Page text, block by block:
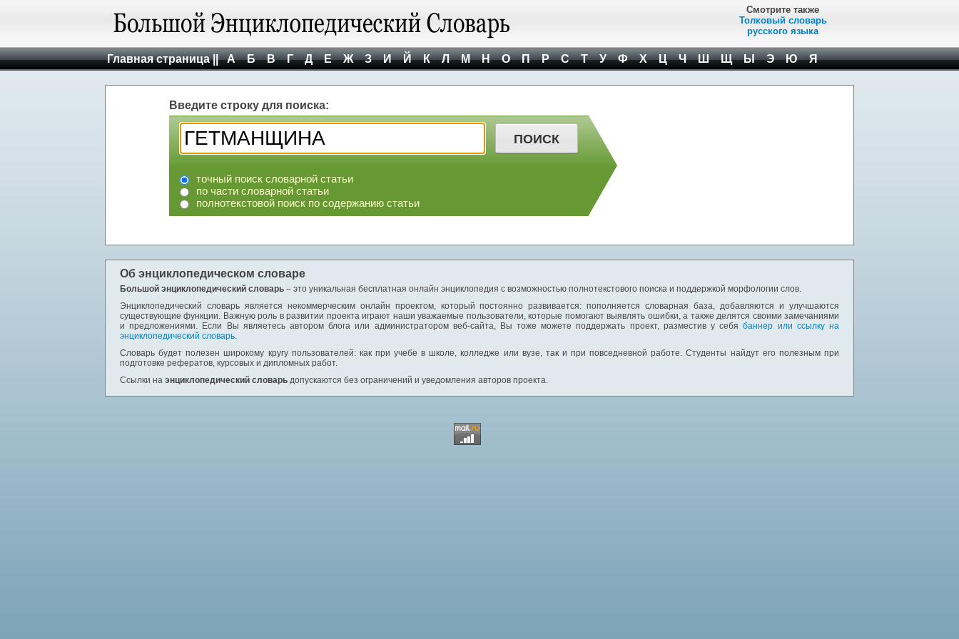
Смотрите также
Толковый словарь
русского языка
Главная страница || А Б В Г Д Е Ж З И Й К Л М Н О П Р С Т У Ф Х Ц Ч Ш Щ Ы Э Ю Я
Введите строку для поиска:
точный поиск словарной статьи
по части словарной статьи
полнотекстовой поиск по содержанию статьи
Об энциклопедическом словаре
Большой энциклопедический словарь – это уникальная бесплатная онлайн энциклопедия с возможностью полнотекстового поиска и поддержкой морфологии слов.
Энциклопедический словарь является некоммерческим онлайн проектом, который постоянно развивается: пополняется словарная база, добавляются и улучшаются
существующие функции. Важную роль в развитии проекта играют наши уважаемые пользователи, которые помогают выявлять ошибки, а также делятся своими замечаниями
и предложениями. Если Вы являетесь автором блога или администратором веб-сайта, Вы тоже можете поддержать проект, разместив у себябаннер или ссылку на
энциклопедический словарь.
Словарь будет полезен широкому кругу пользователей: как при учебе в школе, колледже или вузе, так и при повседневной работе. Студенты найдут его полезным при
подготовке рефератов, курсовых и дипломных работ.
Ссылки на энциклопедический словарь допускаются без ограничений и уведомления авторов проекта.